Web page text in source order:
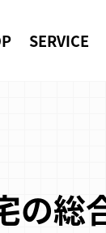
SERVICE
総